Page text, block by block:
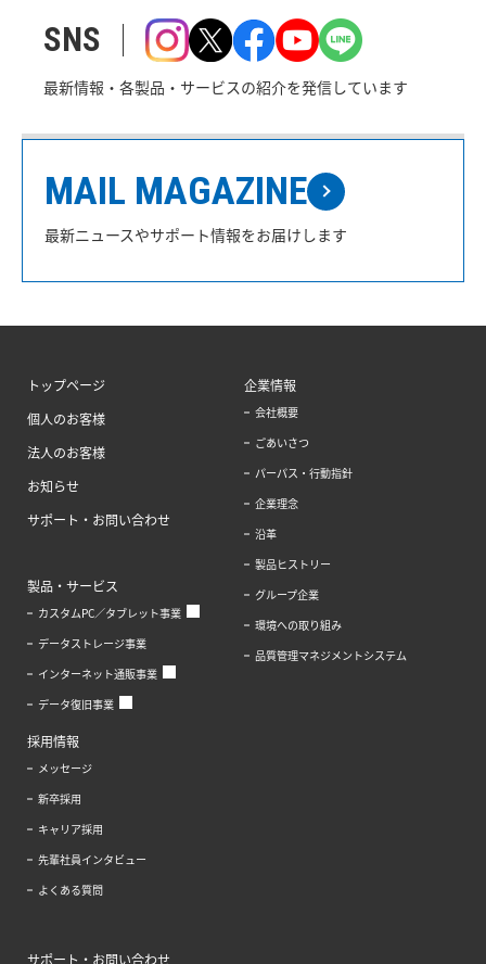
SNS
最新情報・各製品・サービスの紹介を発信しています
MAIL MAGAZINE
最新ニュースやサポート情報をお届けします
トップページ
個人のお客様
法人のお客様
お知らせ
サポート・お問い合わせ
製品・サービス
カスタムPC／タブレット事業
データストレージ事業
インターネット通販事業
データ復旧事業
企業情報
会社概要
ごあいさつ
パーパス・行動指針
企業理念
沿革
製品ヒストリー
グループ企業
環境への取り組み
品質管理マネジメントシステム
採用情報
メッセージ
新卒採用
キャリア採用
先輩社員インタビュー
よくある質問
サポート・お問い合わせ